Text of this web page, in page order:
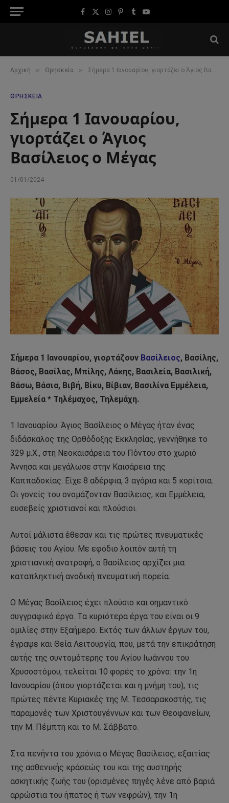
Facebook
X
Instagram
Pinterest
TumblrYouTube
Αρχική » Θρησκεία » Σήμερα 1 Ιανουαρίου, γιορτάζει ο Άγιος Βασίλειος ο Μέγας
ΘΡΗΣΚΕΊΑ
Σήμερα 1 Ιανουαρίου,
γιορτάζει ο Άγιος
Βασίλειος ο Μέγας
01/01/2024
Σήμερα 1 Ιανουαρίου, γιορτάζουν Βασίλειος, Βασίλης,
Βάσος, Βασίλας, Μπίλης, Λάκης, Βασιλεία, Βασιλική,
Βάσω, Βάσια, Βιβή, Βίκυ, Βίβιαν, Βασιλίνα Εμμέλεια,
Εμμελεία * Τηλέμαχος, Τηλεμάχη.
1 Ιανουαρίου: Άγιος Βασίλειος ο Μέγας ήταν ένας
διδάσκαλος της Ορθόδοξης Εκκλησίας, γεννήθηκε το
329 μ.Χ., στη Νεοκαισάρεια του Πόντου στο χωριό
Άννησα και μεγάλωσε στην Καισάρεια της
Καππαδοκίας. Είχε 8 αδέρφια, 3 αγόρια και 5 κορίτσια.
Οι γονείς του ονομάζονταν Βασίλειος, και Εμμέλεια,
ευσεβείς χριστιανοί και πλούσιοι.
Αυτοί μάλιστα έθεσαν και τις πρώτες πνευματικές
βάσεις του Αγίου. Με εφόδιο λοιπόν αυτή τη
χριστιανική ανατροφή, ο Βασίλειος αρχίζει μια
καταπληκτική ανοδική πνευματική πορεία.
Ο Μέγας Βασίλειος έχει πλούσιο και σημαντικό
συγγραφικό έργο. Τα κυριότερα έργα του είναι οι 9
ομιλίες στην Εξαήμερο. Εκτός των άλλων έργων του,
έγραψε και Θεία Λειτουργία, που, μετά την επικράτηση
αυτής της συντομότερης του Αγίου Ιωάννου του
Χρυσοστόμου, τελείται 10 φορές το χρόνο: την 1η
Ιανουαρίου (όπου γιορτάζεται και η μνήμη του), τις
πρώτες πέντε Κυριακές της Μ. Τεσσαρακοστής, τις
παραμονές των Χριστουγέννων και των Θεοφανείων,
την Μ. Πέμπτη και το Μ. Σάββατο.
Στα πενήντα του χρόνια ο Μέγας Βασίλειος, εξαιτίας
της ασθενικής κράσεώς του και της αυστηρής
ασκητικής ζωής του (ορισμένες πηγές λένε από βαριά
αρρώστια του ήπατος ή των νεφρών), την 1η